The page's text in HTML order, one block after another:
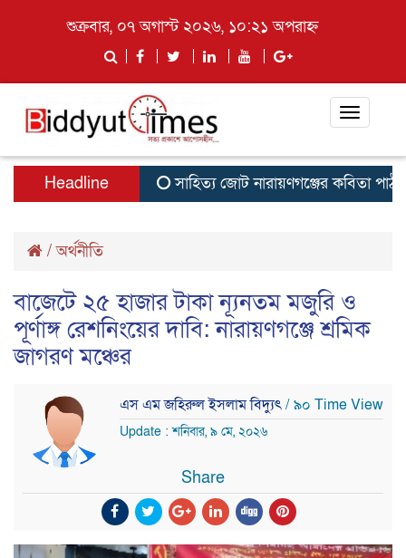
শুক্রবার, ০৭ অগাস্ট ২০২৬, ১০:২১ অপরাহ্ন
Toggle
Headline সাহিত্য জোট নারায়ণগঞ্জের কবিতা পাঠ ও
/অর্থনীতি
বাজেটে ২৫ হাজার টাকা ন্যূনতম মজুরি ও
পূর্ণাঙ্গ রেশনিংয়ের দাবি: নারায়ণগঞ্জে শ্রমিক
জাগরণ মঞ্চের
এস এম জহিরুল ইসলাম বিদ্যুৎ/ ৯০ Time View
Update : শনিবার, ৯ মে, ২০২৬
Share